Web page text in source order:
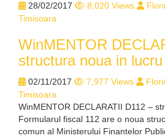
28/02/2017 8,020 Views
Timisoara
WinMENTOR
structura noua in lucru
02/11/2017 7,977 Views
Timisoara
WinMENTOR DECLARATII D112 –
Formularul fiscal 112 are o noua
comun al Ministerului Finantelor